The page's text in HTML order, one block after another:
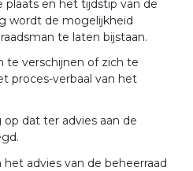
en het tijdstip van de
wordt de mogelijkheid
te laten bijstaan.
te verschijnen of zich te
proces-verbaal van het
op dat ter advies aan de
advies van de beheerraad